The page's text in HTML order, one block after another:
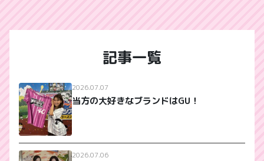
記事一覧
2026.07.07
当方の大好きなブランドはGU！
2026.07.06